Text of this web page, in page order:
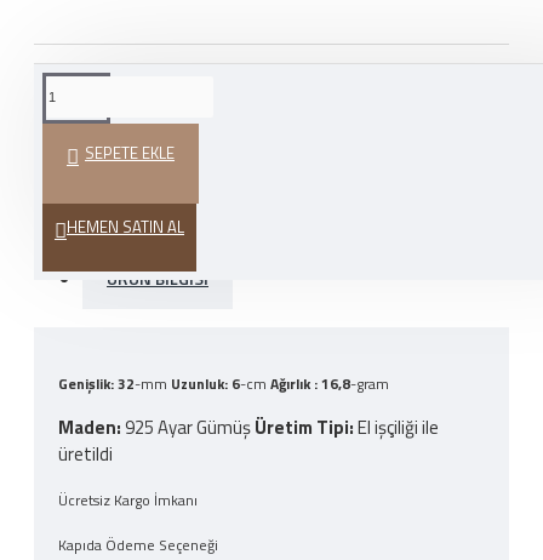
SEPETE EKLE
HEMEN SATIN AL
VER
HEDIYE PAKETI
ÜRÜN BILGISI
Genişlik: 32-mm Uzunluk: 6-cm Ağırlık : 16,8-gram
Maden:925 Ayar GümüşÜretim Tipi:El işçiliği ile
üretildi
Ücretsiz Kargo İmkanı
Kapıda Ödeme Seçeneği